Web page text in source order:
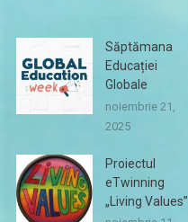
Săptămana
Educației
Globale
noiembrie 21,
2025
Proiectul
eTwinning
„Living Values”